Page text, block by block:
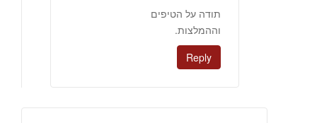
תודה על הטיפים
וההמלצות.
Reply